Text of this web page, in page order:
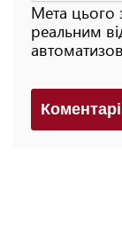
Мета цього
реальним
Коментарi